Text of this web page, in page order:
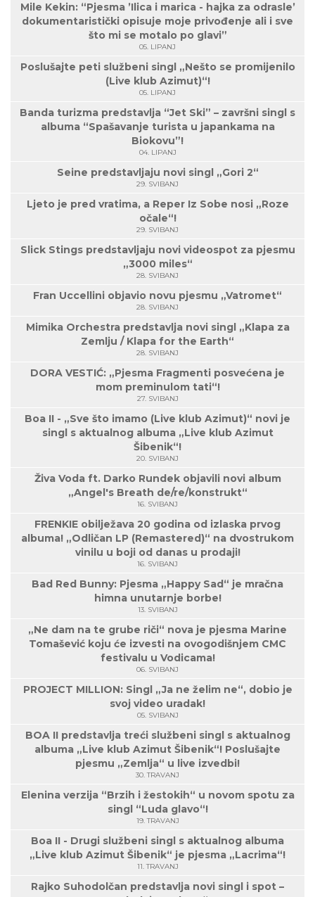
Mile Kekin: “Pjesma ’Ilica i marica - hajka za odrasle’
dokumentaristički opisuje moje privođenje ali i sve
što mi se motalo po glavi”
05. LIPANJ
Poslušajte peti službeni singl „Nešto se promijenilo
(Live klub Azimut)“!
05. LIPANJ
Banda turizma predstavlja “Jet Ski” – završni singl s
albuma “Spašavanje turista u japankama na
Biokovu”!
04. LIPANJ
Seine predstavljaju novi singl „Gori 2“
29. SVIBANJ
Ljeto je pred vratima, a Reper Iz Sobe nosi „Roze
očale“!
29. SVIBANJ
Slick Stings predstavljaju novi videospot za pjesmu
„3000 miles“
28. SVIBANJ
Fran Uccellini objavio novu pjesmu „Vatromet“
28. SVIBANJ
Mimika Orchestra predstavlja novi singl „Klapa za
Zemlju / Klapa for the Earth“
28. SVIBANJ
DORA VESTIĆ: „Pjesma Fragmenti posvećena je
mom preminulom tati“!
27. SVIBANJ
Boa II - „Sve što imamo (Live klub Azimut)“ novi je
singl s aktualnog albuma „Live klub Azimut
Šibenik“!
20. SVIBANJ
Živa Voda ft. Darko Rundek objavili novi album
„Angel's Breath de/re/konstrukt“
16. SVIBANJ
FRENKIE obilježava 20 godina od izlaska prvog
albuma! „Odličan LP (Remastered)“ na dvostrukom
vinilu u boji od danas u prodaji!
16. SVIBANJ
Bad Red Bunny: Pjesma „Happy Sad“ je mračna
himna unutarnje borbe!
13. SVIBANJ
„Ne dam na te grube riči“ nova je pjesma Marine
Tomašević koju će izvesti na ovogodišnjem CMC
festivalu u Vodicama!
06. SVIBANJ
PROJECT MILLION: Singl „Ja ne želim ne“, dobio je
svoj video uradak!
05. SVIBANJ
BOA II predstavlja treći službeni singl s aktualnog
albuma „Live klub Azimut Šibenik“! Poslušajte
pjesmu „Zemlja“ u live izvedbi!
30. TRAVANJ
Elenina verzija “Brzih i žestokih“ u novom spotu za
singl “Luda glavo“!
19. TRAVANJ
Boa II - Drugi službeni singl s aktualnog albuma
„Live klub Azimut Šibenik“ je pjesma „Lacrima“!
11. TRAVANJ
Rajko Suhodolčan predstavlja novi singl i spot –